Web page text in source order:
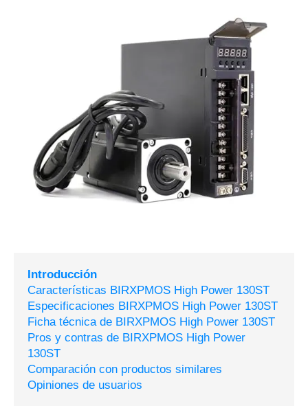
Introducción
Características BIRXPMOS High Power 130ST
Especificaciones BIRXPMOS High Power 130ST
Ficha técnica de BIRXPMOS High Power 130ST
Pros y contras de BIRXPMOS High Power
130ST
Comparación con productos similares
Opiniones de usuarios